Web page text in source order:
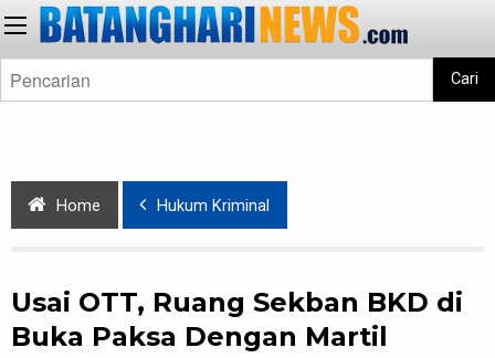
Cari
Home Hukum Kriminal
Usai OTT, Ruang Sekban BKD di
Buka Paksa Dengan Martil